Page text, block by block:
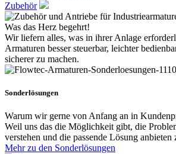
Zubehör
Was das Herz begehrt!
Wir liefern alles, was in ihrer Anlage
Armaturen besser steuerbar, leichter
sicherer zu machen.
Sonderlösungen
Warum wir gerne von Anfang an in
Weil uns das die Möglichkeit gibt, die
verstehen und die passende Lösung anbieten
Mehr zu den Sonderlösungen